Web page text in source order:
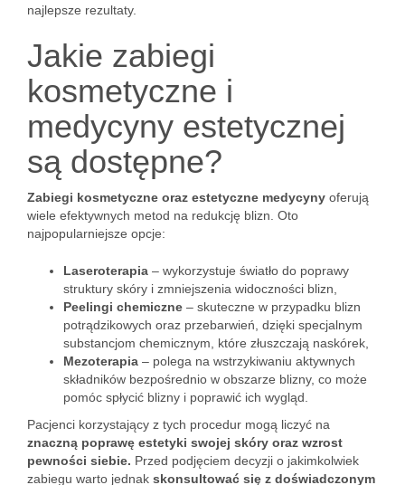
najlepsze rezultaty.
Jakie zabiegi
kosmetyczne i
medycyny estetycznej
są dostępne?
Zabiegi kosmetyczne oraz estetyczne medycyny oferują
wiele efektywnych metod na redukcję blizn. Oto
najpopularniejsze opcje:
Laseroterapia – wykorzystuje światło do poprawy
struktury skóry i zmniejszenia widoczności blizn,
Peelingi chemiczne – skuteczne w przypadku blizn
potrądzikowych oraz przebarwień, dzięki specjalnym
substancjom chemicznym, które złuszczają naskórek,
Mezoterapia – polega na wstrzykiwaniu aktywnych
składników bezpośrednio w obszarze blizny, co może
pomóc spłycić blizny i poprawić ich wygląd.
Pacjenci korzystający z tych procedur mogą liczyć na
znaczną poprawę estetyki swojej skóry oraz wzrost
pewności siebie. Przed podjęciem decyzji o jakimkolwiek
zabiegu warto jednak skonsultować się z doświadczonym